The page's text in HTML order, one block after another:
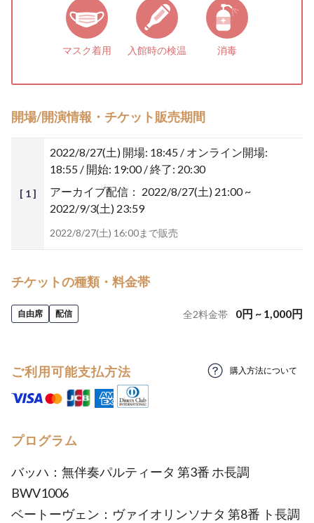
マスク着用 入館時の検温 消毒
開場/開演情報・チケット販売期間
[ 1 ]
2022/8/27(土) 開場: 18:45 / オンライン開場:
18:55 / 開始: 19:00 / 終了: 20:30
アーカイブ配信： 2022/8/27(土) 21:00 ~
2022/9/3(土) 23:59
2022/8/27(土) 16:00まで販売
チケットの種類・料金帯
自由席 配信 全2料金帯 0円 ~ 1,000円
ご利用可能支払方法 購入方法について
プログラム
バッハ：無伴奏パルティータ 第3番 ホ長調
BWV1006
ベートーヴェン：ヴァイオリンソナタ 第8番 ト長調